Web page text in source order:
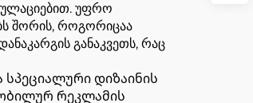
უფრო
შორის, როგორიცაა
განაკვეთს, რაც
დიზაინის
რეკლამის